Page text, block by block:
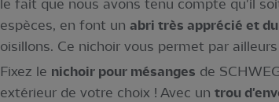
le fait que nous avons tenu compte qu'il
espèces, en font un abri très apprécié et
oisillons. Ce nichoir vous permet par
Fixez le nichoir pour mésanges de
extérieur de votre choix ! Avec un trou